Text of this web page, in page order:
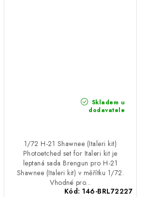
Skladem u
dodavatele
1/72 H-21 Shawnee (Italeri kit)
Photoetched set for Italeri kit je
leptaná sada Brengun pro H-21
Shawnee (Italeri kit) v měřítku 1/72.
Vhodné pro...
Kód:146-BRL72227